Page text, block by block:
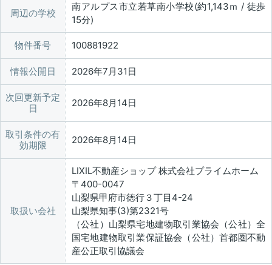
周辺の学校
南アルプス市立若草南小学校(約1,143ｍ / 徒歩
15分)
物件番号 100881922
情報公開日 2026年7月31日
次回更新予定
日
2026年8月14日
取引条件の有
効期限
2026年8月14日
取扱い会社
LIXIL不動産ショップ 株式会社プライムホーム
〒400-0047
山梨県甲府市徳行３丁目4-24
山梨県知事(3)第2321号
（公社）山梨県宅地建物取引業協会（公社）全
国宅地建物取引業保証協会（公社）首都圏不動
産公正取引協議会